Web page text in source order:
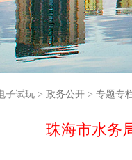
子试玩 > 政务公开 > 专题专
珠海市水务